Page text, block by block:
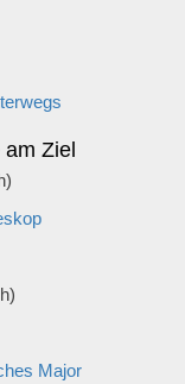
am Ziel
Major